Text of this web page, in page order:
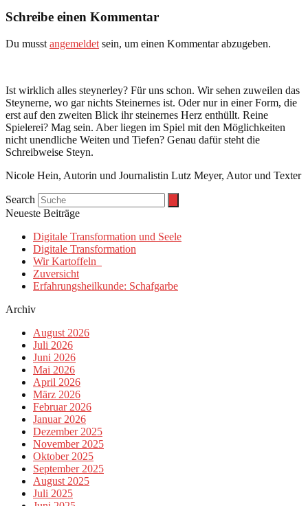
Schreibe einen Kommentar
Du musst angemeldet sein, um einen Kommentar abzugeben.
Ist wirklich alles steynerley? Für uns schon. Wir sehen zuweilen das
Steynerne, wo gar nichts Steinernes ist. Oder nur in einer Form, die
erst auf den zweiten Blick ihr steinernes Herz enthüllt. Reine
Spielerei? Mag sein. Aber liegen im Spiel mit den Möglichkeiten
nicht unendliche Weiten und Tiefen? Genau dafür steht die
Schreibweise Steyn.
Nicole Hein, Autorin und Journalistin Lutz Meyer, Autor und Texter
Search
Neueste Beiträge
Digitale Transformation und Seele
Digitale Transformation
Wir Kartoffeln
Zuversicht
Erfahrungsheilkunde: Schafgarbe
Archiv
August 2026
Juli 2026
Juni 2026
Mai 2026
April 2026
März 2026
Februar 2026
Januar 2026
Dezember 2025
November 2025
Oktober 2025
September 2025
August 2025
Juli 2025